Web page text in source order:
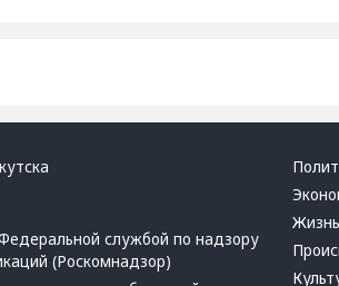
службой по надзору
(Роскомнадзор)
Жизнь